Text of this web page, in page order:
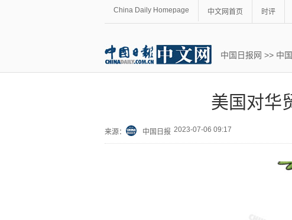
China Daily Homepage 中文网首页 时评
中国日报网 >> 中
美国对华
来源： 中国日报 2023-07-06 09:17